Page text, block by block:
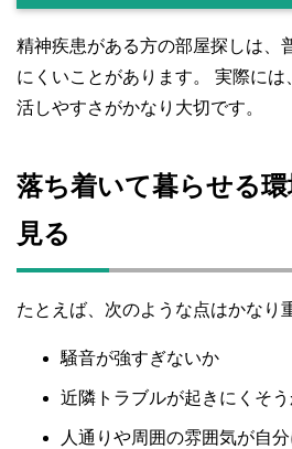
精神疾患がある方の部屋探しは、
にくいことがあります。 実際に
活しやすさがかなり大切です。
落ち着いて暮らせる
見る
たとえば、次のような点はかなり
騒音が強すぎないか
近隣トラブルが起きにくそ
人通りや周囲の雰囲気が自